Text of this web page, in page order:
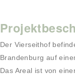
Der Vierseithof
Brandenburg auf
Das Areal ist von